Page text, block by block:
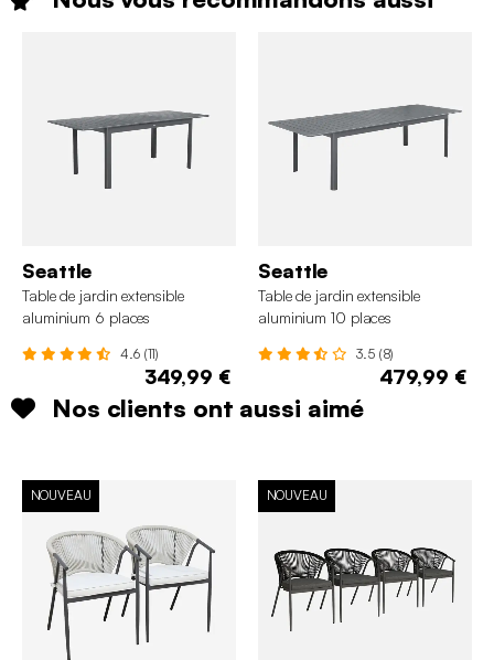
Seattle
Table de jardin extensible
aluminium 6 places
4.6 (11)
349,99 €
Seattle
Table de jardin extensible
aluminium 10 places
3.5 (8)
479,99 €
Nos clients ont aussi aimé
NOUVEAU NOUVEAU